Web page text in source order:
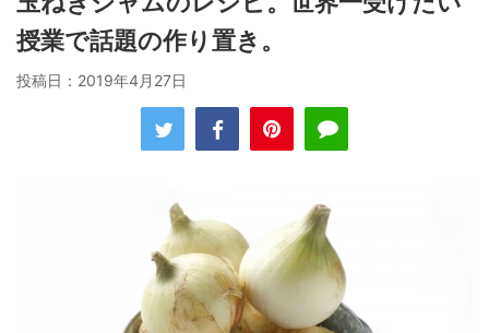
授業で話題の作り置き。
投稿日： 2019年4月27日